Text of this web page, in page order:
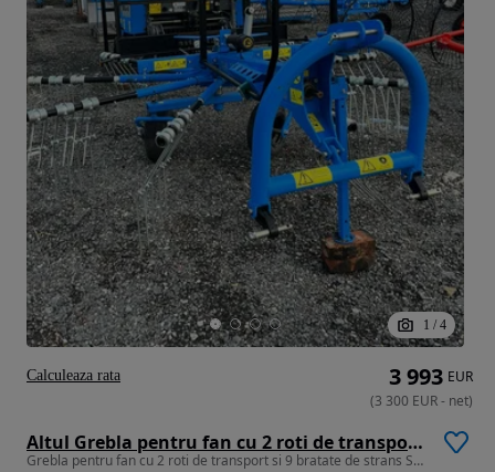
1 / 4
Altul Grebla pentru fan cu 2 roti de transport si 9 bratate de strans SHAKTIMAN, India (suprafata de lucru 3,30 cm)
Grebla pentru fan cu 2 roti de transport si 9 bratate de strans SHAKTI
3 993 EUR
(3 300 EUR- net)
Calculeaza rata